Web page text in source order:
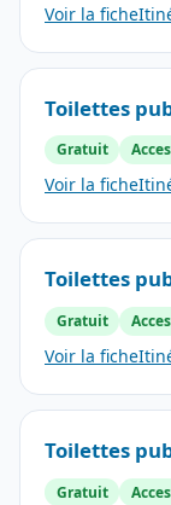
Voir la fiche
Toilettes
Gratuit
Voir la fiche
Toilettes
Gratuit
Voir la fiche
Toilettes
Gratuit